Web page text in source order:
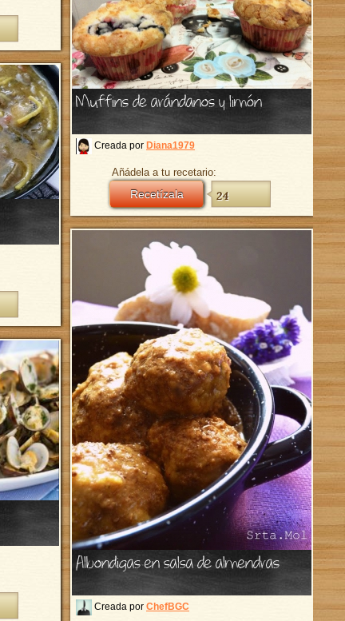
Muffins de arándanos y limón
Creada por Diana1979
Añádela a tu recetario:
Recetízala 24
Albondigas en salsa de almendras
Creada por ChefBGC